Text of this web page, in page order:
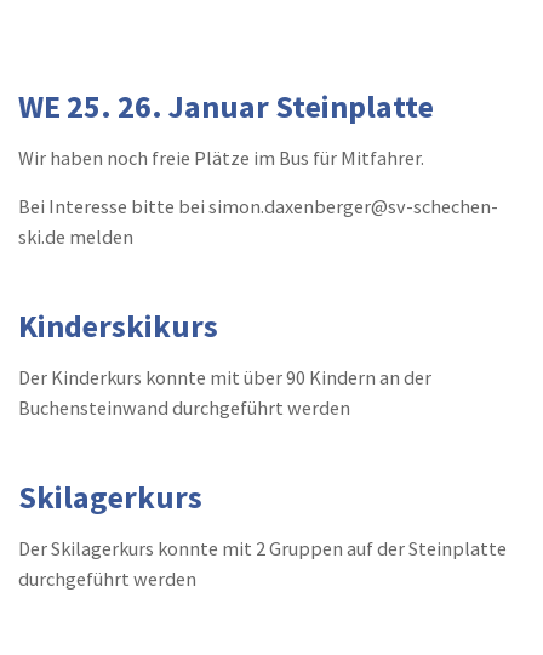
WE 25. 26. Januar Steinplatte
Wir haben noch freie Plätze im Bus für Mitfahrer.
Bei Interesse bitte bei simon.daxenberger@sv-schechen-
ski.de melden
Kinderskikurs
Der Kinderkurs konnte mit über 90 Kindern an der
Buchensteinwand durchgeführt werden
Skilagerkurs
Der Skilagerkurs konnte mit 2 Gruppen auf der Steinplatte
durchgeführt werden